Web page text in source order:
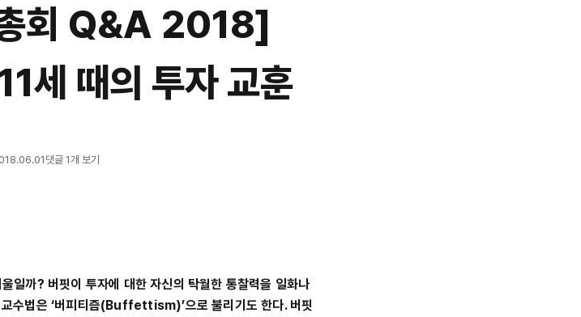
회 Q&A 2018]
세 때의 투자 교훈
댓글 1개 보기
일까? 버핏이 투자에 대한 자신의 탁월한 통찰력을 일화나
수법은 ‘버피티즘(Buffettism)’으로 불리기도 한다. 버핏